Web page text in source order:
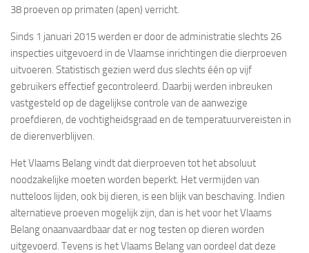
38 proeven op primaten (apen) verricht.
Sinds 1 januari 2015 werden er door de administratie slechts 26
inspecties uitgevoerd in de Vlaamse inrichtingen die dierproeven
uitvoeren. Statistisch gezien werd dus slechts één op vijf
gebruikers effectief gecontroleerd. Daarbij werden inbreuken
vastgesteld op de dagelijkse controle van de aanwezige
proefdieren, de vochtigheidsgraad en de temperatuurvereisten in
de dierenverblijven.
Het Vlaams Belang vindt dat dierproeven tot het absoluut
noodzakelijke moeten worden beperkt. Het vermijden van
nutteloos lijden, ook bij dieren, is een blijk van beschaving. Indien
alternatieve proeven mogelijk zijn, dan is het voor het Vlaams
Belang onaanvaardbaar dat er nog testen op dieren worden
uitgevoerd. Tevens is het Vlaams Belang van oordeel dat deze